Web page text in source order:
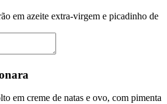
em azeite extra-virgem e picadinho de
em creme de natas e ovo, com pimenta